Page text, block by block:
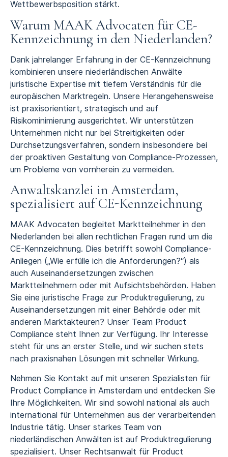
Wettbewerbsposition stärkt.
Warum MAAK Advocaten für CE-
Kennzeichnung in den Niederlanden?
Dank jahrelanger Erfahrung in der CE-Kennzeichnung
kombinieren unsere niederländischen Anwälte
juristische Expertise mit tiefem Verständnis für die
europäischen Marktregeln. Unsere Herangehensweise
ist praxisorientiert, strategisch und auf
Risikominimierung ausgerichtet. Wir unterstützen
Unternehmen nicht nur bei Streitigkeiten oder
Durchsetzungsverfahren, sondern insbesondere bei
der proaktiven Gestaltung von Compliance-Prozessen,
um Probleme von vornherein zu vermeiden.
Anwaltskanzlei in Amsterdam,
spezialisiert auf CE-Kennzeichnung
MAAK Advocaten begleitet Marktteilnehmer in den
Niederlanden bei allen rechtlichen Fragen rund um die
CE-Kennzeichnung. Dies betrifft sowohl Compliance-
Anliegen („Wie erfülle ich die Anforderungen?“) als
auch Auseinandersetzungen zwischen
Marktteilnehmern oder mit Aufsichtsbehörden. Haben
Sie eine juristische Frage zur Produktregulierung, zu
Auseinandersetzungen mit einer Behörde oder mit
anderen Marktakteuren? Unser Team Product
Compliance steht Ihnen zur Verfügung. Ihr Interesse
steht für uns an erster Stelle, und wir suchen stets
nach praxisnahen Lösungen mit schneller Wirkung.
Nehmen Sie Kontakt auf mit unseren Spezialisten für
Product Compliance in Amsterdam und entdecken Sie
Ihre Möglichkeiten. Wir sind sowohl national als auch
international für Unternehmen aus der verarbeitenden
Industrie tätig. Unser starkes Team von
niederländischen Anwälten ist auf Produktregulierung
spezialisiert. Unser Rechtsanwalt für Product